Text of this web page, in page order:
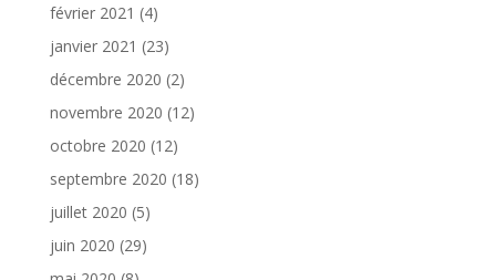
février 2021 (4)
janvier 2021 (23)
décembre 2020 (2)
novembre 2020 (12)
octobre 2020 (12)
septembre 2020 (18)
juillet 2020 (5)
juin 2020 (29)